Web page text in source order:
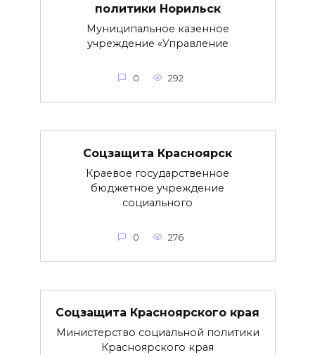
политики Норильск
Муниципальное казенное
учреждение «Управление
0 292
Соцзащита Красноярск
Краевое государственное
бюджетное учреждение
социального
0 276
Соцзащита Красноярского края
Министерство социальной политики
Красноярского края